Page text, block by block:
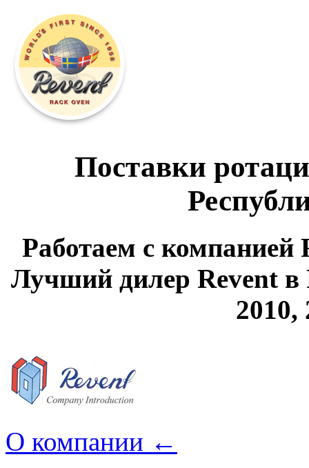
Поставки
Работаем с компанией
Лучший дилер Revent в
2010,
О компании ←